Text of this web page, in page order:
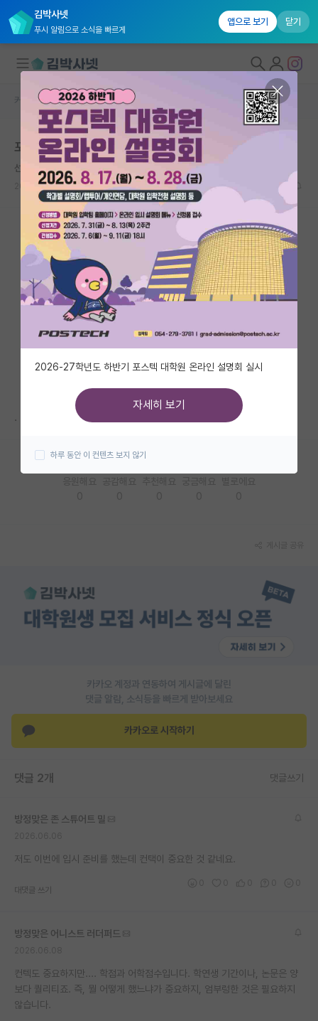
김박사넷
푸시 알림으로 소식을 빠르게
앱으로 보기 닫기
대학원생 모집
국내대학원 정보
연구실&오픈랩
커뮤니티
커뮤니티 홈
전체글보기
베스트 게시판
IF 명예의전당
자유 게시판(아무개랩)
미국 유학 게시판
미국 대학원 합격 후기 게시판
대학원 합격 후기 게시판
취업 게시판
임용 후기 게시판
인문사회 계열 게시판
특수/전문대학원 게시판
반도체/AI 게시판
장학금/장학생 게시판
커리어
유학교육
재팬라운지 🌸
커뮤니티 홈 대학원 합격 후기 게시판
포항공대 AI, 카이스트 전전
선량한 제인 오스틴
2026.06.06 2 1121
.
카카오 계정과 연동하여 게시글에 달린
댓글 알람, 소식등을 빠르게 받아보세요
카카오로 시작하기
댓글 2개 댓글쓰기
방정맞은 존 스튜어트 밀
저도 이번에 입시 준비를 했는데 컨택이 중요한 것 같네요.
대댓글 쓰기
방정맞은 어니스트 러더퍼드
컨텍도 중요하지만.... 학점과 어학점수입니다. 학연생 기간이나, 논문은 양
보다 퀄리티죠. 즉, 뭘 어떻게 했느냐가 중요하지, 엄부렁한 것은 필요하지
않습니다.
2026-27학년도 하반기 포스텍 대학원 온라인 설명회 실시
자세히 보기
하루 동안 이 컨텐츠 보지 않기